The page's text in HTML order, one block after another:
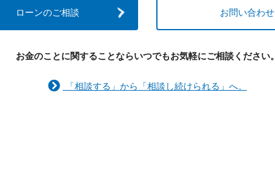
ローンのご相談 お問い合わせ
お金のことに関することならいつでもお気軽にご相談ください。
「相談する」から「相談し続けられる」へ。